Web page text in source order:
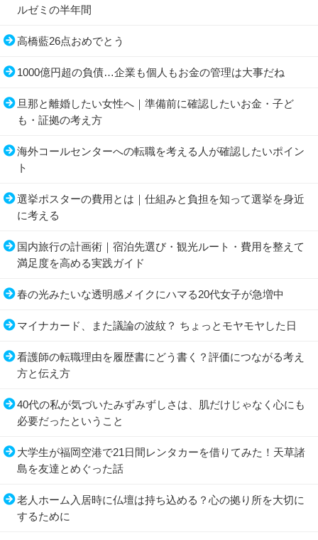
ルゼミの半年間
高橋藍26点おめでとう
1000億円超の負債…企業も個人もお金の管理は大事だね
旦那と離婚したい女性へ｜準備前に確認したいお金・子ど
も・証拠の考え方
海外コールセンターへの転職を考える人が確認したいポイン
ト
選挙ポスターの費用とは｜仕組みと負担を知って選挙を身近
に考える
国内旅行の計画術｜宿泊先選び・観光ルート・費用を整えて
満足度を高める実践ガイド
春の光みたいな透明感メイクにハマる20代女子が急増中
マイナカード、また議論の波紋？ ちょっとモヤモヤした日
看護師の転職理由を履歴書にどう書く？評価につながる考え
方と伝え方
40代の私が気づいたみずみずしさは、肌だけじゃなく心にも
必要だったということ
大学生が福岡空港で21日間レンタカーを借りてみた！天草諸
島を友達とめぐった話
老人ホーム入居時に仏壇は持ち込める？心の拠り所を大切に
するために